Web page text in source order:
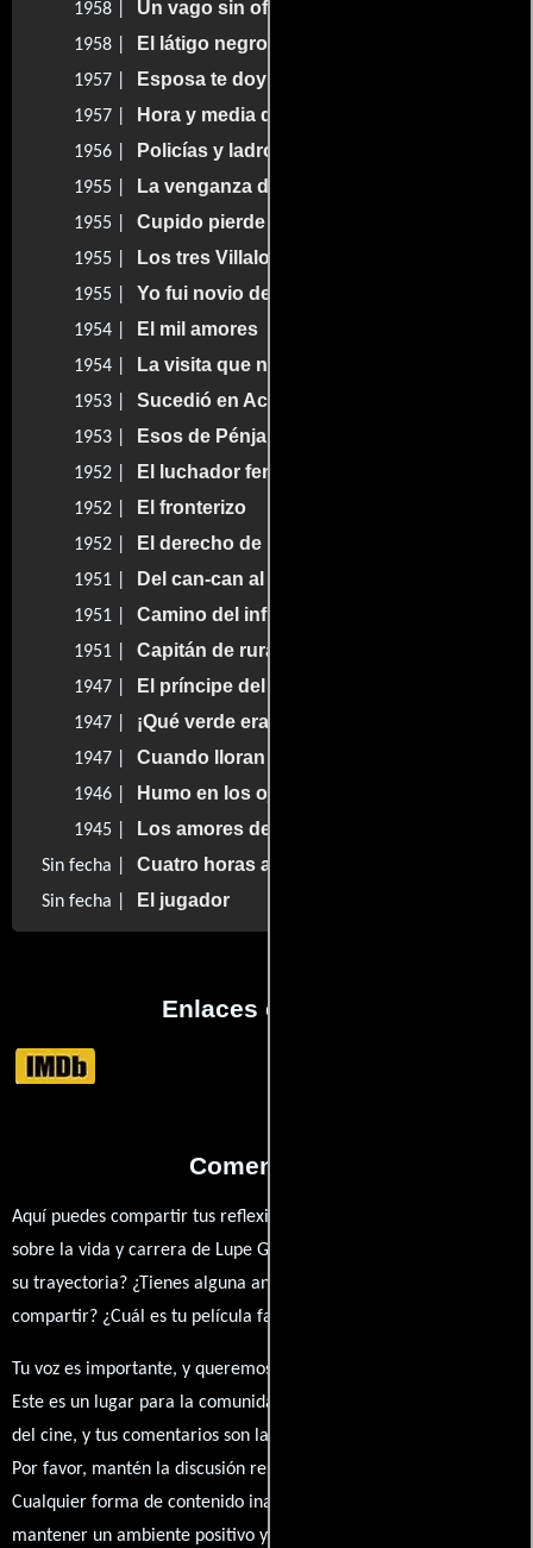
1958 | Un vago sin oficio
1958 | El látigo negro
1957 | Esposa te doy
1957 | Hora y media de balazos
1956 | Policías y ladrones
1955 | La venganza de los Villalobos
1955 | Cupido pierde a Paquita
1955 | Los tres Villalobos
1955 | Yo fui novio de Rosita Alvírez
1954 | El mil amores
1954 | La visita que no tocó el timbre
1953 | Sucedió en Acapulco
1953 | Esos de Pénjamo
1952 | El luchador fenómeno
1952 | El fronterizo
1952 | El derecho de nacer
1951 | Del can-can al mambo
1951 | Camino del infierno
1951 | Capitán de rurales
1947 | El príncipe del desierto
1947 | ¡Qué verde era mi padre!
1947 | Cuando lloran los valientes
1946 | Humo en los ojos
1945 | Los amores de un torero
Sin fecha | Cuatro horas antes de morir
Sin fecha | El jugador
Enlaces externos
Comentarios
Aquí puedes compartir tus reflexiones, anécdotas y opiniones
sobre la vida y carrera de Lupe García. ¿Qué te ha inspirado de
su trayectoria? ¿Tienes alguna anécdota personal que desees
compartir? ¿Cuál es tu película favorita en la que ha participado?
Tu voz es importante, y queremos escuchar tus pensamientos.
Este es un lugar para la comunidad de admiradores y amantes
del cine, y tus comentarios son la esencia de esta conversación.
Por favor, mantén la discusión respetuosa y constructiva.
Cualquier forma de contenido inapropiado será eliminado para
mantener un ambiente positivo y enriquecedor para todos.